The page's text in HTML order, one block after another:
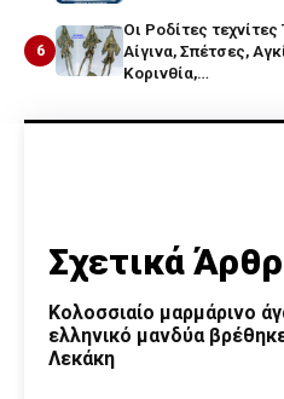
6
Οι Ροδίτες
Αίγινα, Σπέτσες,
Κορινθία,…
Σχετικά
Κολοσσιαίο μαρμάρινο
ελληνικό μανδύα
Λεκάκη